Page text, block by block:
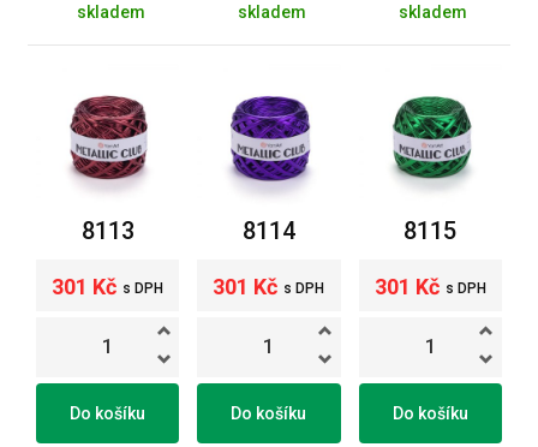
skladem skladem skladem
8113
301 Kč s DPH
Do košíku
8114
301 Kč s DPH
Do košíku
8115
301 Kč s DPH
Do košíku